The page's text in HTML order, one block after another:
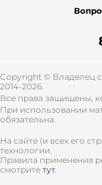
Copyright © Владелец
2014-2026.
Все права защищены,
При использовании
обязательна.
На сайте (и всех его
технологии.
Правила применения
смотрите тут.